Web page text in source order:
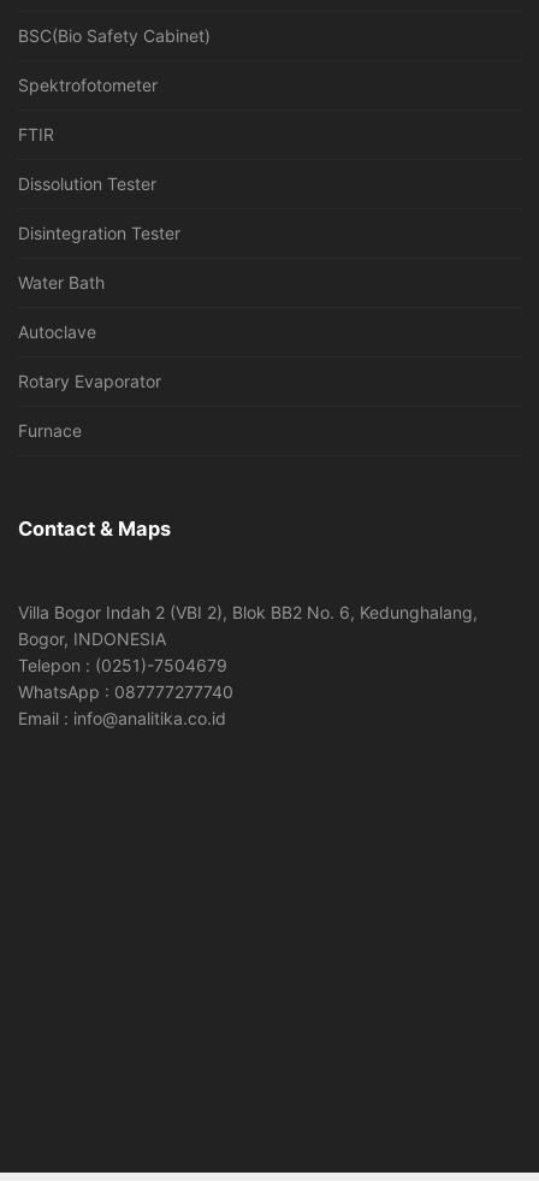
BSC(Bio Safety Cabinet)
Spektrofotometer
FTIR
Dissolution Tester
Disintegration Tester
Water Bath
Autoclave
Rotary Evaporator
Furnace
Contact & Maps
Villa Bogor Indah 2 (VBI 2), Blok BB2 No. 6, Kedunghalang,
Bogor, INDONESIA
Telepon : (0251)-7504679
WhatsApp : 087777277740
Email : info@analitika.co.id